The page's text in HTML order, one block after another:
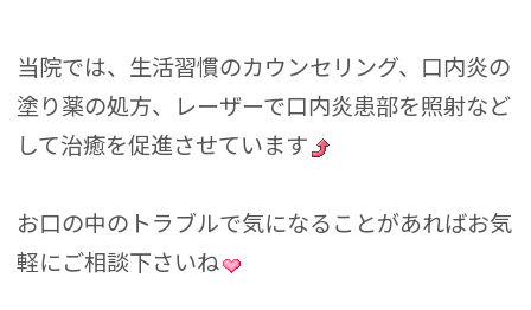
当院では、生活習慣のカウンセリング、口内炎の
塗り薬の処方、レーザーで口内炎患部を照射など
して治癒を促進させています
お口の中のトラブルで気になることがあればお気
軽にご相談下さいね